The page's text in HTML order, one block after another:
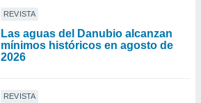
REVISTA
Las aguas del Danubio alcanzan
mínimos históricos en agosto de
2026
REVISTA